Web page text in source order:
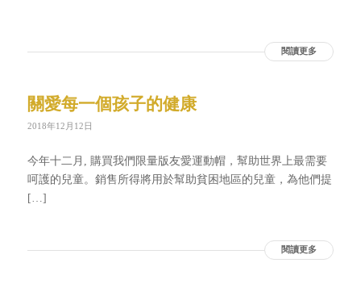
閱讀更多
關愛每一個孩子的健康
2018年12月12日
今年十二月, 購買我們限量版友愛運動帽，幫助世界上最需要
呵護的兒童。銷售所得將用於幫助貧困地區的兒童，為他們提
[…]
閱讀更多